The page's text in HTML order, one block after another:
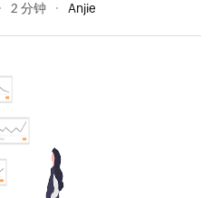
2 分钟 Anjie